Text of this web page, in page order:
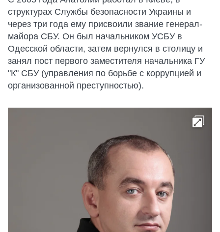
структурах Службы безопасности Украины и
через три года ему присвоили звание генерал-
майора СБУ. Он был начальником УСБУ в
Одесской области, затем вернулся в столицу и
занял пост первого заместителя начальника ГУ
"К" СБУ (управления по борьбе с коррупцией и
организованной преступностью).